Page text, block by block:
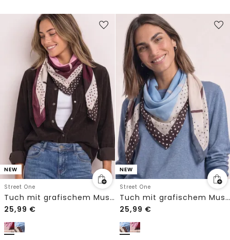
NEW
Street One
Tuch mit grafischem Muster
25,99 €
NEW
Street One
Tuch mit grafischem Muster
25,99 €